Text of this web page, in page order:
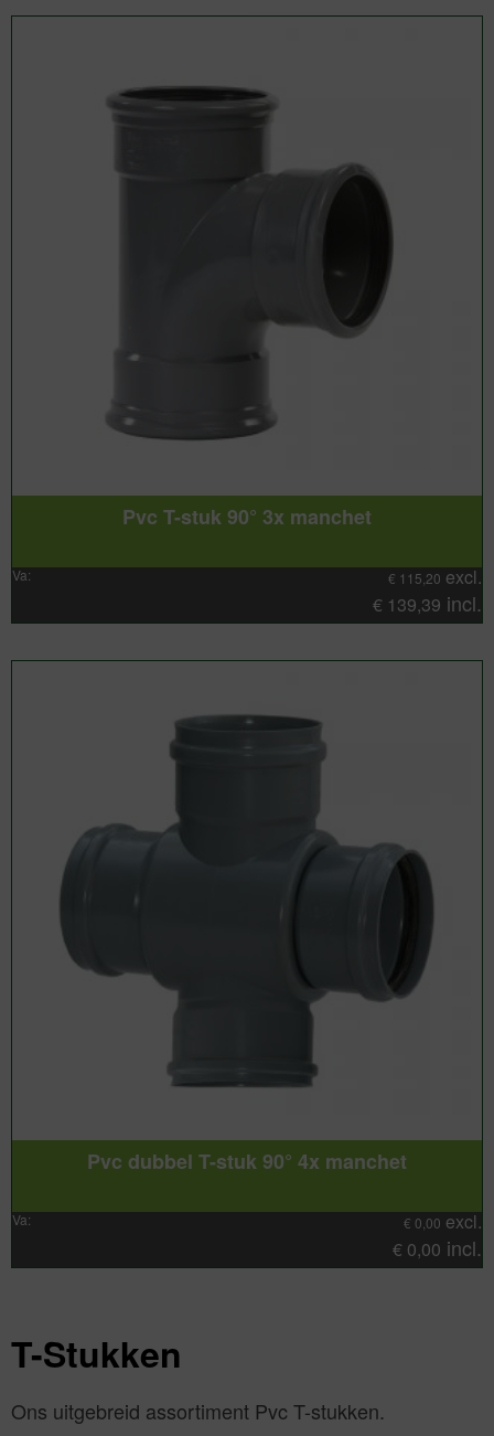
Pvc T-stuk 90° 3x manchet
Va: € 115,20 excl.
€ 139,39 incl.
Pvc dubbel T-stuk 90° 4x manchet
Va: € 0,00 excl.
€ 0,00 incl.
T-Stukken
Ons uitgebreid assortiment Pvc T-stukken.